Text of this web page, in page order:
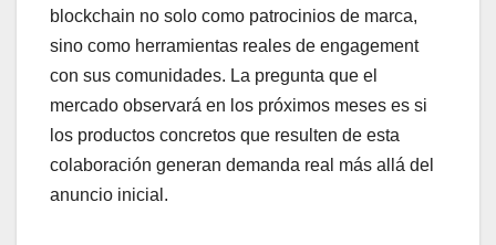
blockchain no solo como patrocinios de marca,
sino como herramientas reales de engagement
con sus comunidades. La pregunta que el
mercado observará en los próximos meses es si
los productos concretos que resulten de esta
colaboración generan demanda real más allá del
anuncio inicial.